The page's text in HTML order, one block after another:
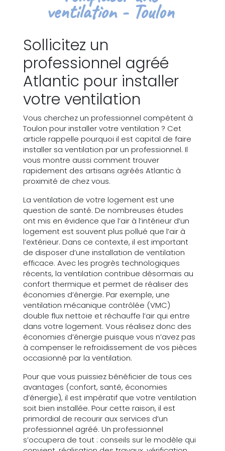
ventilation - Toulon
Sollicitez un
professionnel agréé
Atlantic pour installer
votre ventilation
Vous cherchez un professionnel compétent à
Toulon pour installer votre ventilation ? Cet
article rappelle pourquoi il est capital de faire
installer sa ventilation par un professionnel. Il
vous montre aussi comment trouver
rapidement des artisans agréés Atlantic à
proximité de chez vous.
La ventilation de votre logement est une
question de santé. De nombreuses études
ont mis en évidence que l’air à l’intérieur d’un
logement est souvent plus pollué que l’air à
l’extérieur. Dans ce contexte, il est important
de disposer d’une installation de ventilation
efficace. Avec les progrès technologiques
récents, la ventilation contribue désormais au
confort thermique et permet de réaliser des
économies d’énergie. Par exemple, une
ventilation mécanique contrôlée (VMC)
double flux nettoie et réchauffe l’air qui entre
dans votre logement. Vous réalisez donc des
économies d’énergie puisque vous n’avez pas
à compenser le refroidissement de vos pièces
occasionné par la ventilation.
Pour que vous puissiez bénéficier de tous ces
avantages (confort, santé, économies
d’énergie), il est impératif que votre ventilation
soit bien installée. Pour cette raison, il est
primordial de recourir aux services d’un
professionnel agréé. Un professionnel
s’occupera de tout : conseils sur le modèle qui